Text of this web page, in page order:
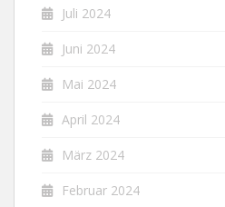
Juli 2024
Juni 2024
Mai 2024
April 2024
März 2024
Februar 2024